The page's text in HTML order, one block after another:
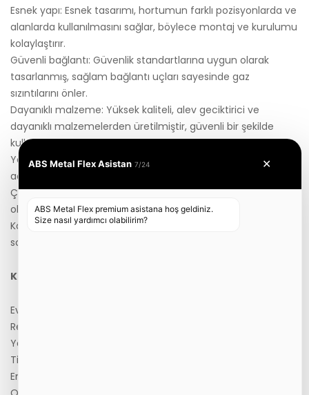
Esnek yapı: Esnek tasarımı, hortumun farklı pozisyonlarda ve
alanlarda kullanılmasını sağlar, böylece montaj ve kurulumu
kolaylaştırır.
Güvenli bağlantı: Güvenlik standartlarına uygun olarak
tasarlanmış, sağlam bağlantı uçları sayesinde gaz
sızıntılarını önler.
Dayanıklı malzeme: Yüksek kaliteli, alev geciktirici ve
dayanıklı malzemelerden üretilmiştir, güvenli bir şekilde
kullanım sağlar.
Yangın güvenliği: Alev geciktirici özellikleri, yangın güvenliği
açısından önemli bir özellik sunar.
Çeşitli uzunluklar: Farklı ocak ve fırın modellerine uygun
olarak çeşitli uzunluklarda mevcuttur.
Kolay montaj: Basit montaj özellikleri sayesinde hızlı ve
sorunsuz kurulum sağlar.
Kullanım Alanları:
Ev mutfakları
Restoranlar ve oteller
Yemekhane ve kantinler
Ticari mutfaklar
Endüstriyel mutfaklar
ABS Metal Flex Asistan 7/24 ✕
ABS Metal Flex premium asistana hoş geldiniz.
Size nasıl yardımcı olabilirim?